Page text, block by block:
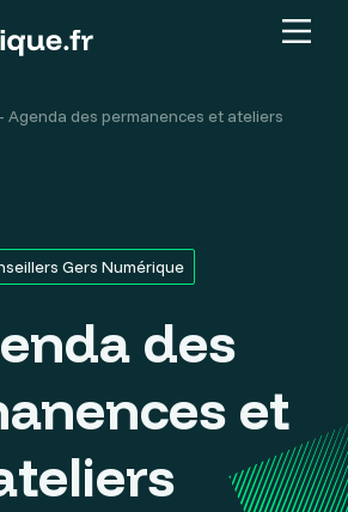
Menu
- Agenda des permanences et ateliers
Gers Numérique
des
et